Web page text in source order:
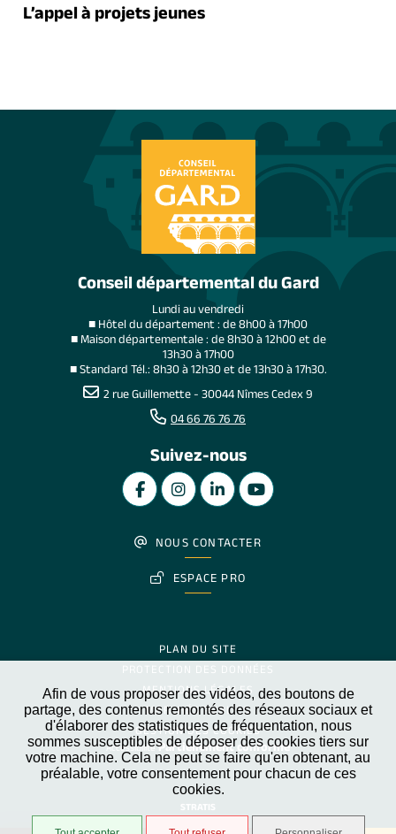
Afin de vous proposer des vidéos, des boutons de
partage, des contenus remontés des réseaux sociaux et
d'élaborer des statistiques de fréquentation, nous
sommes susceptibles de déposer des cookies tiers sur
votre machine. Cela ne peut se faire qu'en obtenant, au
préalable, votre consentement pour chacun de ces
cookies.
L’appel à projets jeunes
Conseil départemental du Gard
Lundi au vendredi
■ Hôtel du département : de 8h00 à 17h00
■ Maison départementale : de 8h30 à 12h00 et de
13h30 à 17h00
■ Standard Tél.: 8h30 à 12h30 et de 13h30 à 17h30.
2 rue Guillemette - 30044 Nîmes Cedex 9
04 66 76 76 76
Suivez-nous
NOUS CONTACTER
ESPACE PRO
Accessibilité Partiellement conforme
PLAN DU SITE
PROTECTION DES DONNÉES
MENTIONS LÉGALES
MARCHÉS PUBLICS
GESTION DES COOKIES
STRATIS